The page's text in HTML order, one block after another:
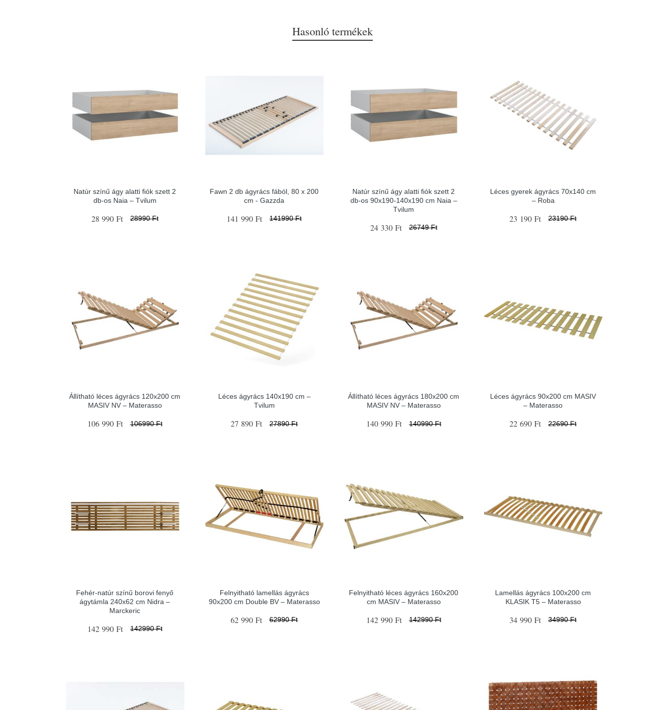
Hasonló termékek
Natúr színű ágy alatti fiók szett 2
db-os Naia – Tvilum
28 990 Ft 28990 Ft
Fawn 2 db ágyrács fából, 80 x 200
cm - Gazzda
141 990 Ft 141990 Ft
Natúr színű ágy alatti fiók szett 2
db-os 90x190-140x190 cm Naia –
Tvilum
24 330 Ft 26749 Ft
Léces gyerek ágyrács 70x140 cm
– Roba
23 190 Ft 23190 Ft
Állítható léces ágyrács 120x200 cm
MASIV NV – Materasso
106 990 Ft 106990 Ft
Léces ágyrács 140x190 cm –
Tvilum
27 890 Ft 27890 Ft
Állítható léces ágyrács 180x200 cm
MASIV NV – Materasso
140 990 Ft 140990 Ft
Léces ágyrács 90x200 cm MASIV
– Materasso
22 690 Ft 22690 Ft
Fehér-natúr színű borovi fenyő
ágytámla 240x62 cm Nidra –
Marckeric
142 990 Ft 142990 Ft
Felnyitható lamellás ágyrács
90x200 cm Double BV – Materasso
62 990 Ft 62990 Ft
Felnyitható léces ágyrács 160x200
cm MASIV – Materasso
142 990 Ft 142990 Ft
Lamellás ágyrács 100x200 cm
KLASIK T5 – Materasso
34 990 Ft 34990 Ft